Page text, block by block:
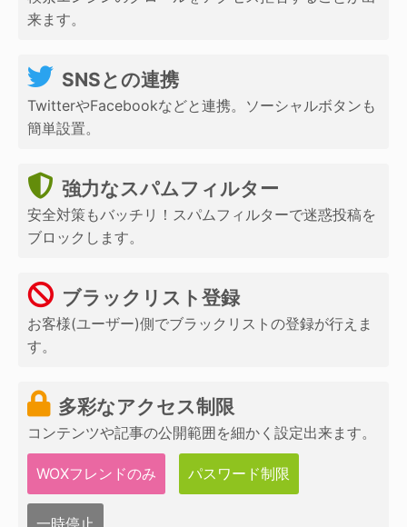
来ます。
SNSとの連携
TwitterやFacebookなどと連携。ソーシャルボタンも
簡単設置。
強力なスパムフィルター
安全対策もバッチリ！スパムフィルターで迷惑投稿を
ブロックします。
ブラックリスト登録
お客様(ユーザー)側でブラックリストの登録が行えま
す。
多彩なアクセス制限
コンテンツや記事の公開範囲を細かく設定出来ます。
WOXフレンドのみ パスワード制限
一時停止